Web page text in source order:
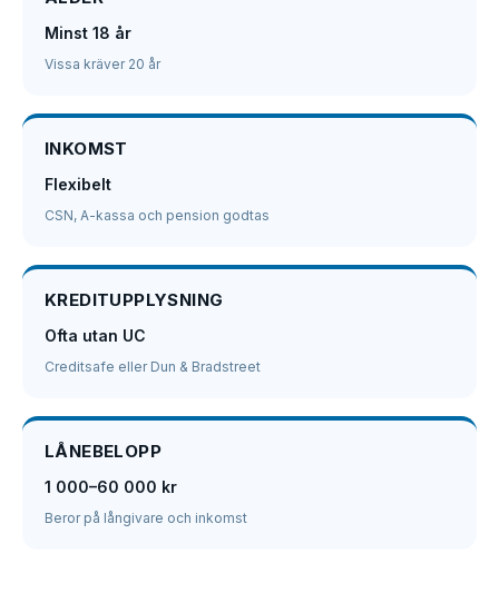
Minst 18 år
Vissa kräver 20 år
INKOMST
Flexibelt
CSN, A-kassa och pension godtas
KREDITUPPLYSNING
Ofta utan UC
Creditsafe eller Dun & Bradstreet
LÅNEBELOPP
1 000–60 000 kr
Beror på långivare och inkomst